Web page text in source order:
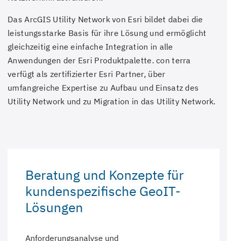
Das ArcGIS Utility Network von Esri bildet dabei die
leistungsstarke Basis für ihre Lösung und ermöglicht
gleichzeitig eine einfache Integration in alle
Anwendungen der Esri Produktpalette. con terra
verfügt als zertifizierter Esri Partner, über
umfangreiche Expertise zu Aufbau und Einsatz des
Utility Network und zu Migration in das Utility Network.
Beratung und Konzepte für
kundenspezifische GeoIT-
Lösungen
Anforderungsanalyse und